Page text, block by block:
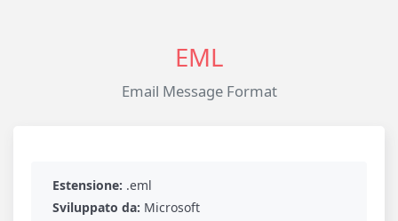
EML
Email Message Format
Estensione: .eml
Sviluppato da: Microsoft